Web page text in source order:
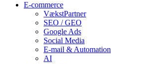
E-commerce
VækstPartner
SEO / GEO
Google Ads
Social Media
E-mail & Automation
AI